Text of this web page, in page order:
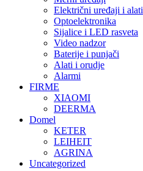
Električni uređaji i alati
Optoelektronika
Sijalice i LED rasveta
Video nadzor
Baterije i punjači
Alati i orudje
Alarmi
FIRME
XIAOMI
DEERMA
Domel
KETER
LEIHEIT
AGRINA
Uncategorized